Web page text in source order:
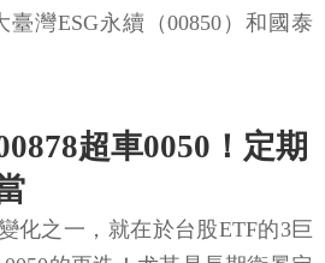
臺灣ESG永續（00850）和國泰
超車0050！定期
化之一，就在於台股ETF的3巨